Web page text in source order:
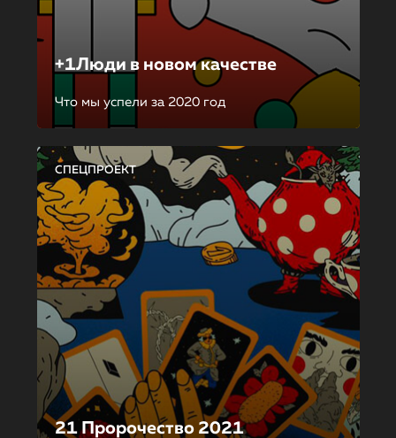
+1Люди в новом качестве
Что мы успели за 2020 год
СПЕЦПРОЕКТ
21 Пророчество 2021